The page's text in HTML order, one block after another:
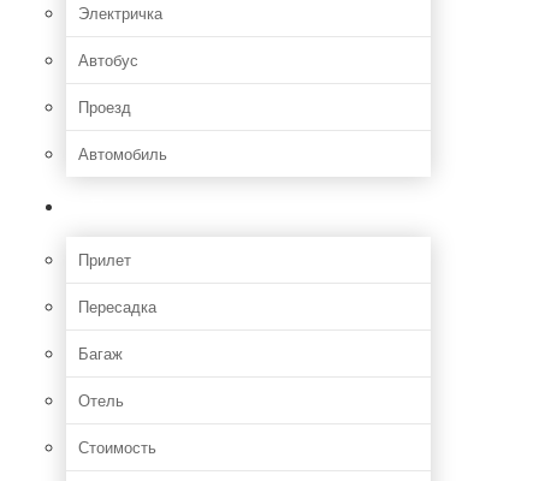
Электричка
Автобус
Проезд
Автомобиль
Прилет
Пересадка
Багаж
Отель
Стоимость